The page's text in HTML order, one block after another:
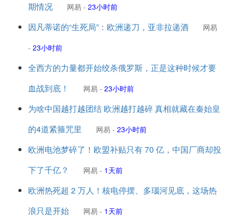
期情况
网易 - 23小时前
因凡蒂诺的“生死局”：欧洲递刀，亚非拉递酒
网易
- 23小时前
全西方的力量都开始绞杀俄罗斯，正是这种时候才要
血战到底！
网易 - 23小时前
为啥中国越打越团结 欧洲越打越碎 真相就藏在秦始皇
的4道紧箍咒里
网易 - 23小时前
欧洲电池梦碎了！欧盟补贴只有 70 亿，中国厂商却投
下了千亿？
网易 - 1天前
欧洲热死超 2 万人！核电停摆、多瑙河见底，这场热
浪只是开始
网易 - 1天前